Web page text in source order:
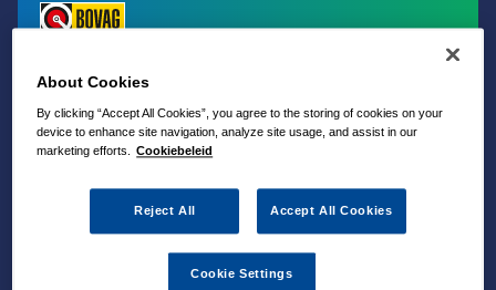
About Cookies
By clicking “Accept All Cookies”, you agree to the storing of cookies on your
device to enhance site navigation, analyze site usage, and assist in our
marketing efforts.
Cookiebeleid
Reject All Accept All Cookies
Cookie Settings